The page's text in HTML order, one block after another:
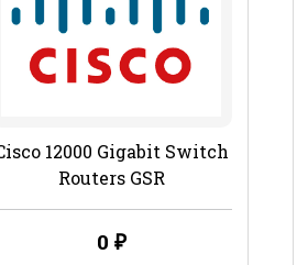
12000 Gigabit Switch
Routers GSR
0 ₽